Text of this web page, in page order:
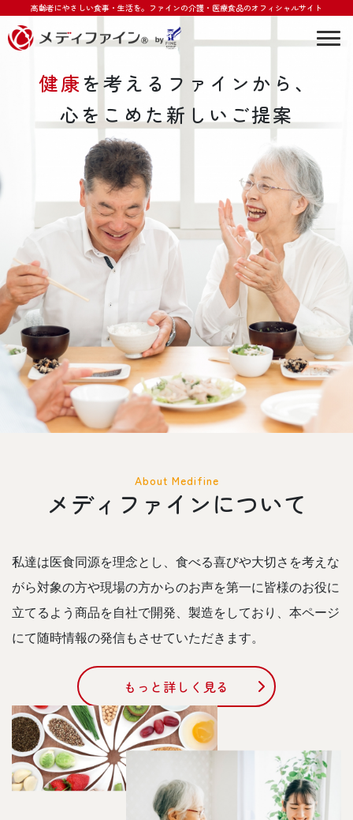
高齢者にやさしい食事・生活を。 ファインの介護・医療食品のオフィシャルサイト
健康 を考える ファインから、
心をこめた新しいご提案
About Medifine
メディファインについて
私達は医食同源を理念とし、食べる喜びや大切さを考えな
がら対象の方や現場の方からのお声を第一に皆様のお役に
立てるよう商品を自社で開発、製造をしており、本ページ
にて随時情報の発信もさせていただきます。
もっと詳しく見る